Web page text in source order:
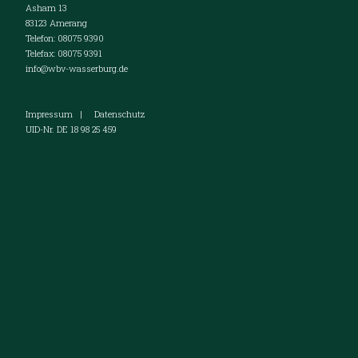
Asham 13
83123 Amerang
Telefon: 08075 9390
Telefax: 08075 9391
info@wbv-wasserburg.de
Impressum | Datenschutz
UID-Nr. DE 18 98 25 459